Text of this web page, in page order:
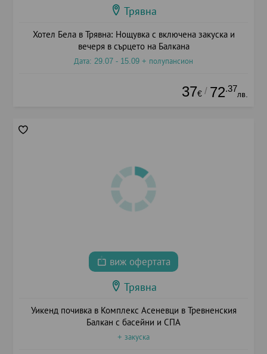
Трявна
Хотел Бела в Трявна: Нощувка с включена закуска и
вечеря в сърцето на Балкана
Дата: 29.07 - 15.09 + полупансион
37€ / 72.37
лв.
виж офертата
Трявна
Уикенд почивка в Комплекс Асеневци в Тревненския
Балкан с басейни и СПА
+ закуска